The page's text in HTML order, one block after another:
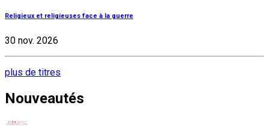
Religieux et religieuses face à la guerre
30 nov. 2026
plus de titres
Nouveautés